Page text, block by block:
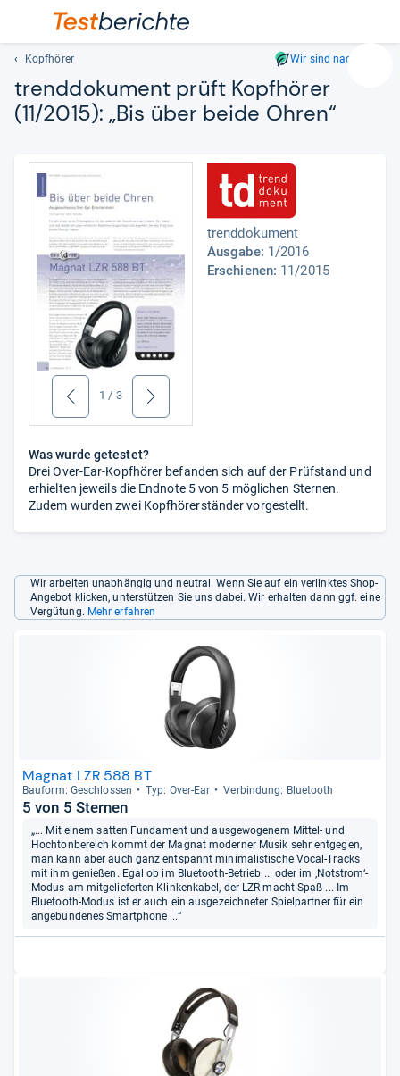
Kopfhörer Wir sind nachhaltig
trend­do­ku­ment prüft Kopf­hö­rer
(11/2015): „Bis über beide Ohren“
zurück 1 / 3 weiter
trenddokument
Ausgabe: 1/2016
Erschienen: 11/2015
Was wurde getestet?
Drei Over-Ear-Kopfhörer befanden sich auf der Prüfstand und
erhielten jeweils die Endnote 5 von 5 möglichen Sternen.
Zudem wurden zwei Kopfhörerständer vorgestellt.
Wir arbeiten unabhängig und neutral. Wenn Sie auf ein verlinktes Shop-
Angebot klicken, unterstützen Sie uns dabei. Wir erhalten dann ggf. eine
Vergütung. Mehr erfahren
Magnat LZR 588 BT
Bau­form: Geschlos­sen Typ: Over-​Ear Ver­bin­dung: Blue­tooth
5 von 5 Sternen
„... Mit einem satten Fundament und ausgewogenem Mittel- und
Hochtonbereich kommt der Magnat moderner Musik sehr entgegen,
man kann aber auch ganz entspannt minimalistische Vocal-Tracks
mit ihm genießen. Egal ob im Bluetooth-Betrieb ... oder im ‚Notstrom‘-
Modus am mitgelieferten Klinkenkabel, der LZR macht Spaß ... Im
Bluetooth-Modus ist er auch ein ausgezeichneter Spielpartner für ein
angebundenes Smartphone ...“